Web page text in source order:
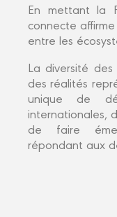
En mettant la
connecte
entre les
La diversité
des réalités
unique de
internationales,
de faire
répondant aux